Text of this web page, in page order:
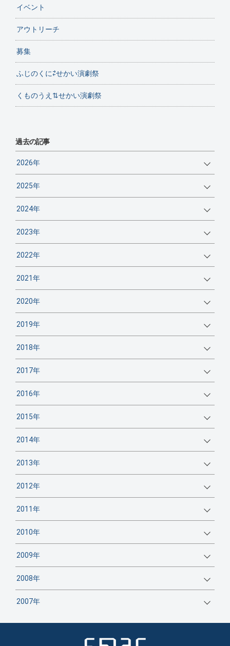
イベント
アウトリーチ
募集
ふじのくに⇄せかい演劇祭
くものうえ⇅せかい演劇祭
過去の記事
2026年
2025年
2024年
2023年
2022年
2021年
2020年
2019年
2018年
2017年
2016年
2015年
2014年
2013年
2012年
2011年
2010年
2009年
2008年
2007年